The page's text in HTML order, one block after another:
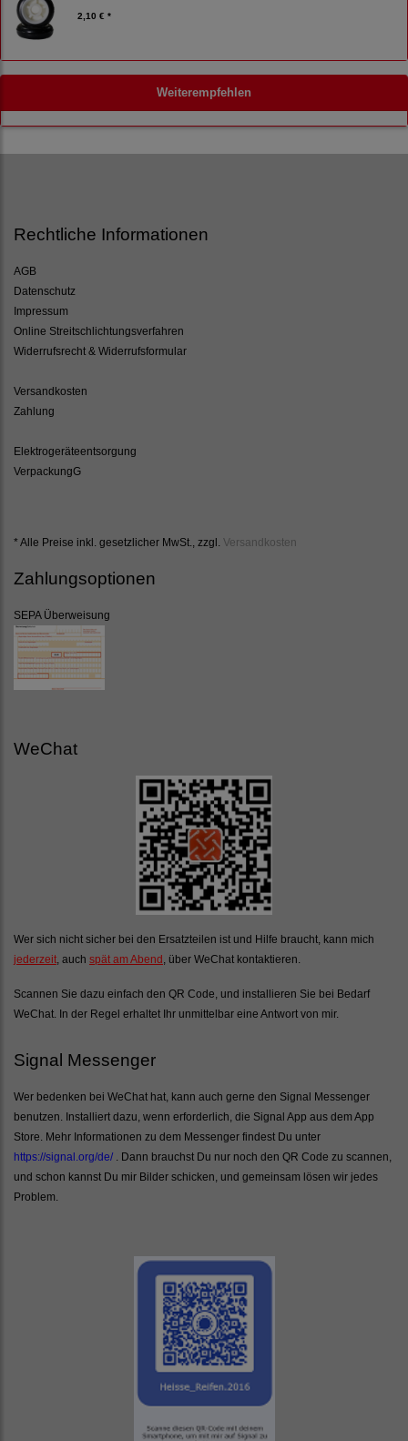
2,10 € *
Weiterempfehlen
Rechtliche Informationen
AGB
Datenschutz
Impressum
Online Streitschlichtungsverfahren
Widerrufsrecht & Widerrufsformular
Versandkosten
Zahlung
Elektrogeräteentsorgung
VerpackungG
* Alle Preise inkl. gesetzlicher MwSt., zzgl. Versandkosten
Zahlungsoptionen
SEPA Überweisung
WeChat
Wer sich nicht sicher bei den Ersatzteilen ist und Hilfe braucht, kann mich
jederzeit , auch spät am Abend , über WeChat kontaktieren.
Scannen Sie dazu einfach den QR Code, und installieren Sie bei Bedarf
WeChat. In der Regel erhaltet Ihr unmittelbar eine Antwort von mir.
Signal Messenger
Wer bedenken bei WeChat hat, kann auch gerne den Signal Messenger
benutzen. Installiert dazu, wenn erforderlich, die Signal App aus dem App
Store. Mehr Informationen zu dem Messenger findest Du unter
https://signal.org/de/ . Dann brauchst Du nur noch den QR Code zu scannen,
und schon kannst Du mir Bilder schicken, und gemeinsam lösen wir jedes
Problem.